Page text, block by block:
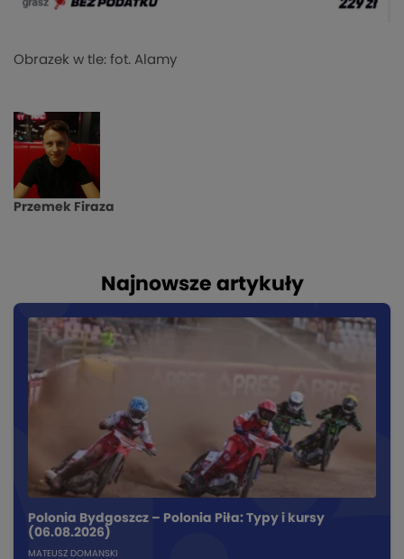
Obrazek w tle: fot. Alamy
Przemek Firaza
Najnowsze artykuły
Polonia Bydgoszcz – Polonia Piła: Typy i kursy
(06.08.2026)
MATEUSZ DOMANSKI